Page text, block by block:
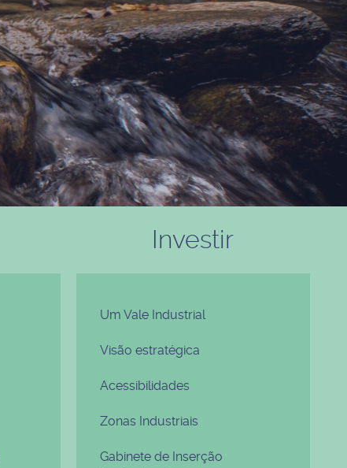
Investir
Um Vale Industrial
Visão estratégica
Acessibilidades
Zonas Industriais
Gabinete de Inserção